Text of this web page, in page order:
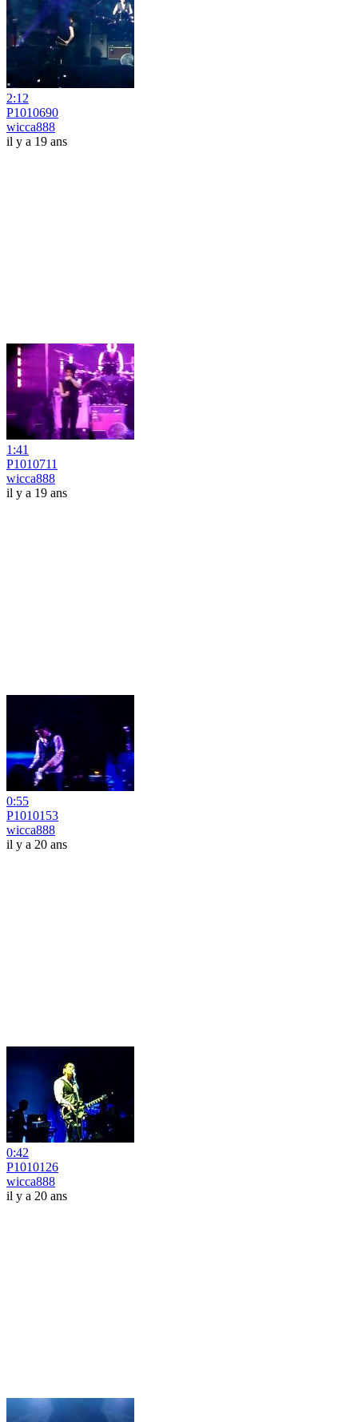
2:12
P1010690
wicca888
il y a 19 ans
1:41
P1010711
wicca888
il y a 19 ans
0:55
P1010153
wicca888
il y a 20 ans
0:42
P1010126
wicca888
il y a 20 ans